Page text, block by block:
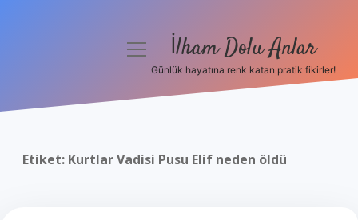
menüyü İlham Dolu Anlar
Günlük hayatına renk katan pratik fikirler!
Etiket: Kurtlar Vadisi Pusu Elif neden öldü